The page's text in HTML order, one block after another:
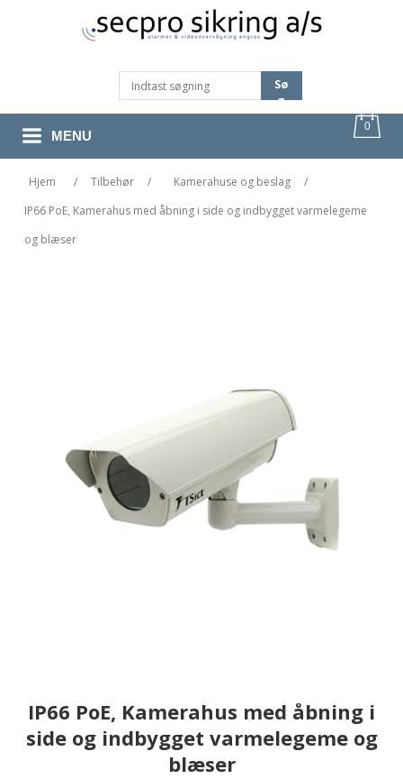
Sø
G
0
MENU
Hjem / Tilbehør / Kamerahuse og beslag
/
IP66 PoE, Kamerahus med åbning i side og indbygget varmelegeme
og blæser
IP66 PoE, Kamerahus med åbning i
side og indbygget varmelegeme og
blæser